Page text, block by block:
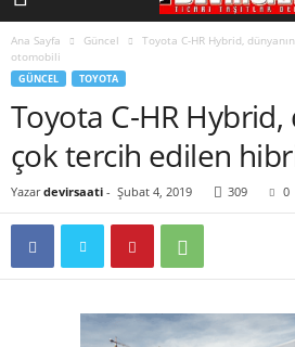
Ana Sayfa Güncel
Toyota C-HR Hybrid,
otomobili
GÜNCEL TOYOTA
Toyota C-HR Hybrid,
çok tercih edilen
Yazar devirsaati - Şubat 4, 2019 309 0